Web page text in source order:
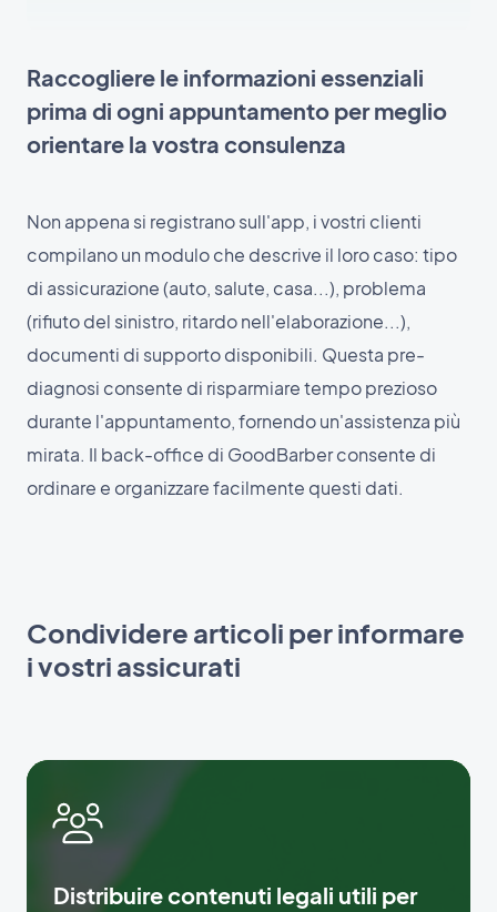
Raccogliere le informazioni essenziali
prima di ogni appuntamento per meglio
orientare la vostra consulenza
Non appena si registrano sull'app, i vostri clienti
compilano un modulo che descrive il loro caso: tipo
di assicurazione (auto, salute, casa...), problema
(rifiuto del sinistro, ritardo nell'elaborazione...),
documenti di supporto disponibili. Questa pre-
diagnosi consente di risparmiare tempo prezioso
durante l'appuntamento, fornendo un'assistenza più
mirata. Il back-office di GoodBarber consente di
ordinare e organizzare facilmente questi dati.
Condividere articoli per informare
i vostri assicurati
Distribuire contenuti legali utili per